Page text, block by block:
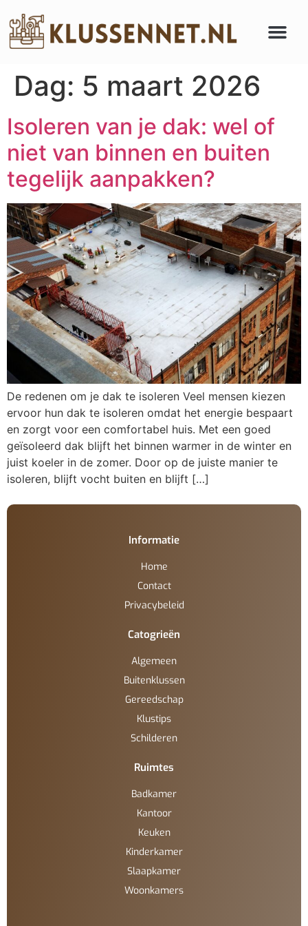
Dag: 5 maart 2026
Isoleren van je dak: wel of
niet van binnen en buiten
tegelijk aanpakken?
De redenen om je dak te isoleren Veel mensen kiezen
ervoor hun dak te isoleren omdat het energie bespaart
en zorgt voor een comfortabel huis. Met een goed
geïsoleerd dak blijft het binnen warmer in de winter en
juist koeler in de zomer. Door op de juiste manier te
isoleren, blijft vocht buiten en blijft […]
Informatie
Home
Contact
Privacybeleid
Catogrieën
Algemeen
Buitenklussen
Gereedschap
Klustips
Schilderen
Ruimtes
Badkamer
Kantoor
Keuken
Kinderkamer
Slaapkamer
Woonkamers